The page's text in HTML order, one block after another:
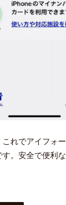
れでアイフォ
。安全で便利